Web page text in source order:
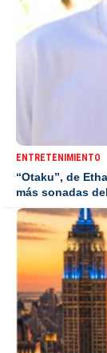
ENTRETENIMIENTO
“Otaku”, de
más sonadas